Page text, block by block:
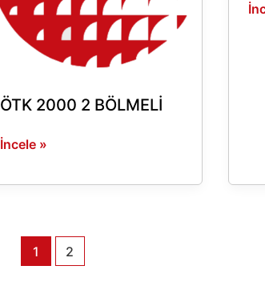
ÖTK 2000 2 BÖLMELİ
İncele »
1 2